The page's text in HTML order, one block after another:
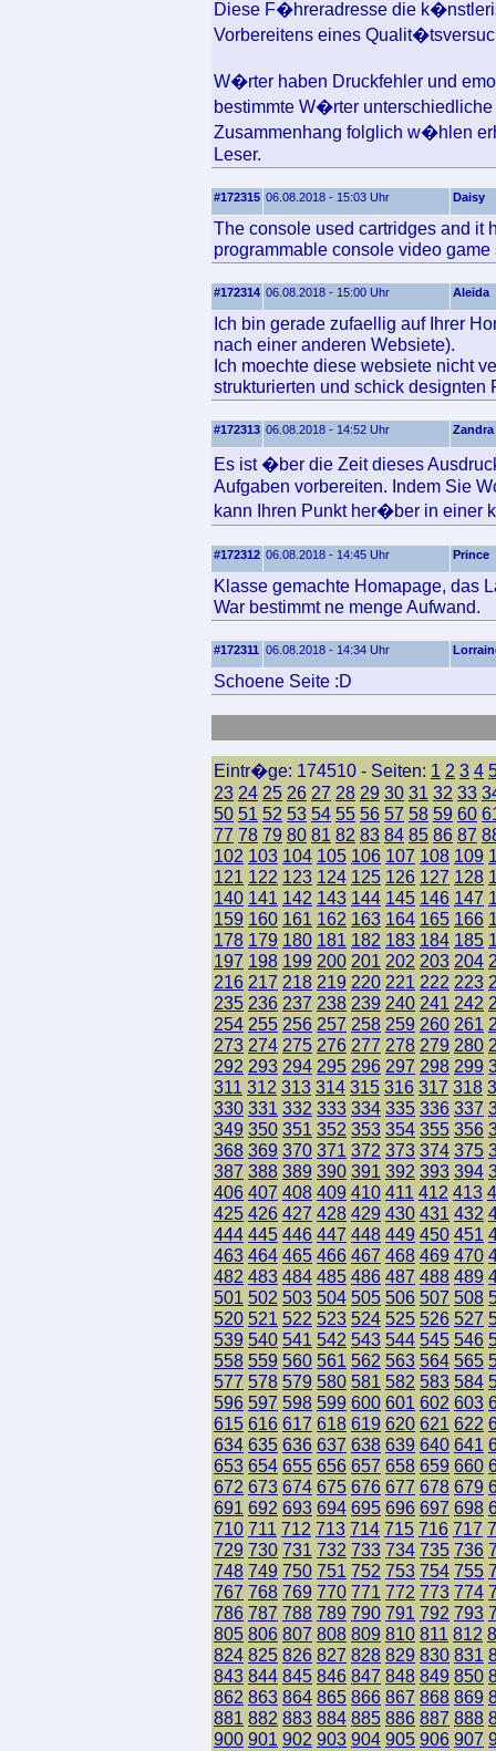
Diese F�hreradresse die
Vorbereitens eines
W�rter haben Druckfehler und
bestimmte W�rter
Zusammenhang folglich w�hlen
Leser.
#172315 06.08.2018 - 15:03 Uhr Daisy
The console used cartridges and it
programmable console video
#172314 06.08.2018 - 15:00 Uhr Aleida
Ich bin gerade zufaellig auf Ihrer
nach einer anderen Websiete).
Ich moechte diese websiete nicht
strukturierten und schick designten
#172313 06.08.2018 - 14:52 Uhr Zandra
Es ist �ber die Zeit dieses
Aufgaben vorbereiten. Indem Sie
kann Ihren Punkt her�ber in einer
#172312 06.08.2018 - 14:45 Uhr Prince
Klasse gemachte Homapage, das
War bestimmt ne menge Aufwand.
#172311 06.08.2018 - 14:34 Uhr
Schoene Seite :D
Eintr�ge: 174510 - Seiten: 1 2 3 4
23 24 25 26 27 28 29 30 31 32 33
50 51 52 53 54 55 56 57 58 59 60
77 78 79 80 81 82 83 84 85 86 87
102 103 104 105 106 107 108 109
121 122 123 124 125 126 127 128
140 141 142 143 144 145 146 147
159 160 161 162 163 164 165 166
178 179 180 181 182 183 184 185
197 198 199 200 201 202 203 204
216 217 218 219 220 221 222 223
235 236 237 238 239 240 241 242
254 255 256 257 258 259 260 261
273 274 275 276 277 278 279 280
292 293 294 295 296 297 298 299
311 312 313 314 315 316 317 318
330 331 332 333 334 335 336 337
349 350 351 352 353 354 355 356
368 369 370 371 372 373 374 375
387 388 389 390 391 392 393 394
406 407 408 409 410 411 412 413
425 426 427 428 429 430 431 432
444 445 446 447 448 449 450 451
463 464 465 466 467 468 469 470
482 483 484 485 486 487 488 489
501 502 503 504 505 506 507 508
520 521 522 523 524 525 526 527
539 540 541 542 543 544 545 546
558 559 560 561 562 563 564 565
577 578 579 580 581 582 583 584
596 597 598 599 600 601 602 603
615 616 617 618 619 620 621 622
634 635 636 637 638 639 640 641
653 654 655 656 657 658 659 660
672 673 674 675 676 677 678 679
691 692 693 694 695 696 697 698
710 711 712 713 714 715 716 717
729 730 731 732 733 734 735 736
748 749 750 751 752 753 754 755
767 768 769 770 771 772 773 774
786 787 788 789 790 791 792 793
805 806 807 808 809 810 811 812
824 825 826 827 828 829 830 831
843 844 845 846 847 848 849 850
862 863 864 865 866 867 868 869
881 882 883 884 885 886 887 888
900 901 902 903 904 905 906 907